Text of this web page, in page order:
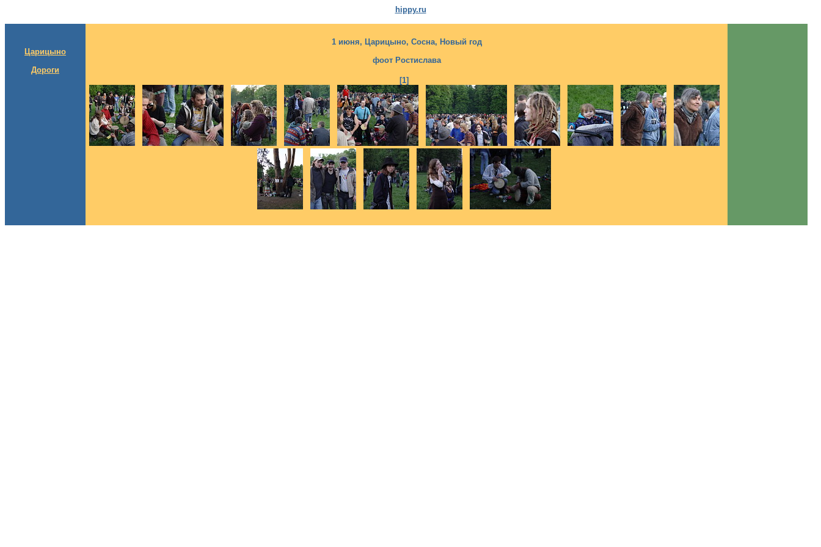
hippy.ru
Царицыно
Дороги
1 июня, Царицыно, Сосна, Новый год
фоот Ростислава
[1]